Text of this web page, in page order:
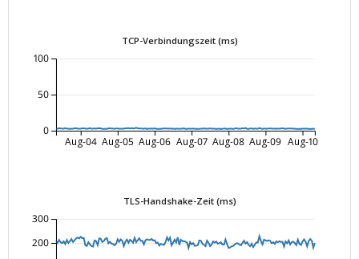
TCP-Verbindungszeit (ms)
Aug-04 Aug-05 Aug-06 Aug-07 Aug-08 Aug-09 Aug-10
0
50
100
TLS-Handshake-Zeit (ms)
200
300